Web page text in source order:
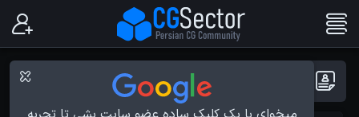
پست ها با برچسب : شبیه سازی